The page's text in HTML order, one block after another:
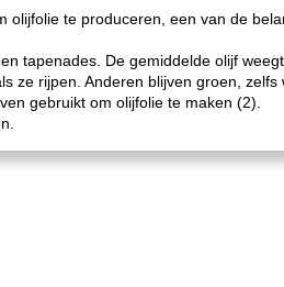
olijfolie te produceren, een van de
tapenades. De gemiddelde olijf
ze rijpen. Anderen blijven groen, zelfs
gebruikt om olijfolie te maken (2).